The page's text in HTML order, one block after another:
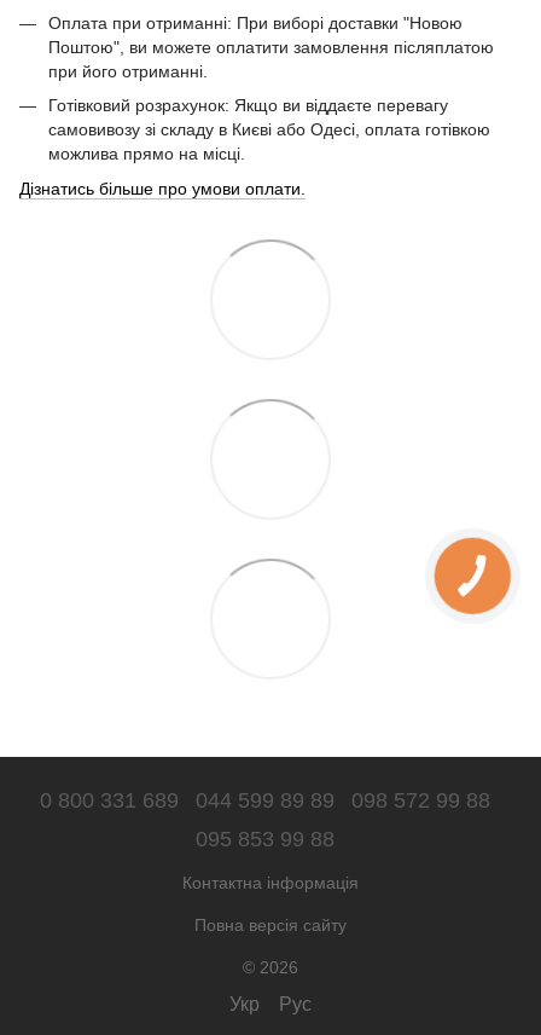
Оплата при отриманні: При виборі доставки "Новою
Поштою", ви можете оплатити замовлення післяплатою
при його отриманні.
Готівковий розрахунок: Якщо ви віддаєте перевагу
самовивозу зі складу в Києві або Одесі, оплата готівкою
можлива прямо на місці.
Дізнатись більше про умови оплати.
0 800 331 689 044 599 89 89
098 572 99 88
095 853 99 88
Контактна інформація
Повна версія сайту
© 2026
Укр Рус